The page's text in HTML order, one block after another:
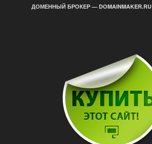
ДОМЕННЫЙ БРОКЕР — DOMAINMAKER.RU